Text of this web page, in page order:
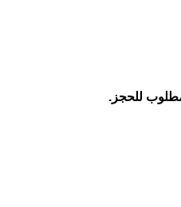
للحجز.